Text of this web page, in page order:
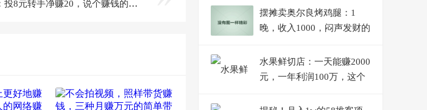
回收二手书生意：投8元转手净赚20，说个赚钱的新玩法！
摆摊卖奥尔良烤鸡腿：1
晚，收入1000，闷声发财的
水果鲜切店：一天能赚2000
元，一年利润100万，这个